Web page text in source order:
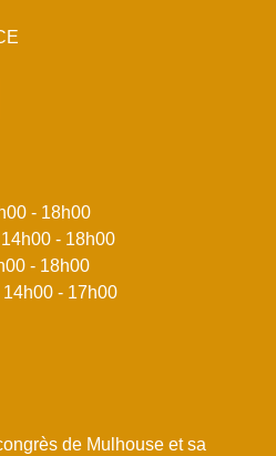
- 18h00
- 18h00
- 18h00
- 17h00
de Mulhouse et sa